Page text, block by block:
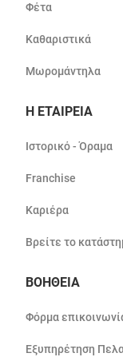
Φέτα
Καθαριστικά
Μωρομάντηλα
Η ΕΤΑΙΡΕΙΑ
Ιστορικό - Όραμα
Franchise
Καριέρα
Βρείτε το
ΒΟΗΘΕΙΑ
Φόρμα
Εξυπηρέτηση